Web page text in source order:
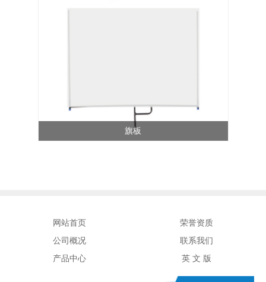
旗板
网站首页
公司概况
产品中心
荣誉资质
联系我们
英 文 版